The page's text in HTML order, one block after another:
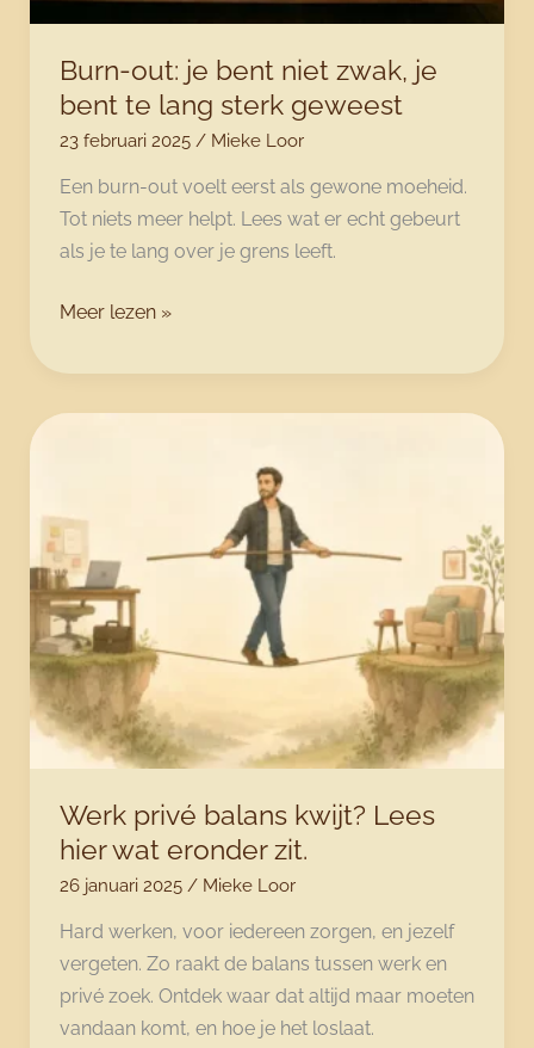
Burn-out: je bent niet zwak, je
bent te lang sterk geweest
23 februari 2025 / Mieke Loor
Een burn-out voelt eerst als gewone moeheid.
Tot niets meer helpt. Lees wat er echt gebeurt
als je te lang over je grens leeft.
Burn-
je
bent
bent
te
lang
sterk
geweest
Meer lezen »
Werk privé balans kwijt? Lees
hier wat eronder zit.
26 januari 2025 / Mieke Loor
Hard werken, voor iedereen zorgen, en jezelf
vergeten. Zo raakt de balans tussen werk en
privé zoek. Ontdek waar dat altijd maar moeten
vandaan komt, en hoe je het loslaat.